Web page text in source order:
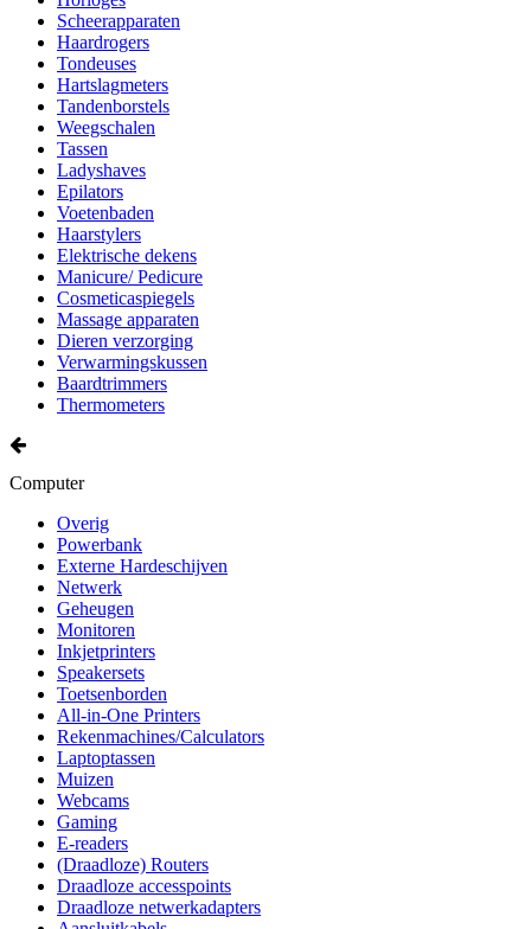
Scheerapparaten
Haardrogers
Tondeuses
Hartslagmeters
Tandenborstels
Weegschalen
Tassen
Ladyshaves
Epilators
Voetenbaden
Haarstylers
Elektrische dekens
Manicure/ Pedicure
Cosmeticaspiegels
Massage apparaten
Dieren verzorging
Verwarmingskussen
Baardtrimmers
Thermometers
Computer
Overig
Powerbank
Externe Hardeschijven
Netwerk
Geheugen
Monitoren
Inkjetprinters
Speakersets
Toetsenborden
All-in-One Printers
Rekenmachines/Calculators
Laptoptassen
Muizen
Webcams
Gaming
E-readers
(Draadloze) Routers
Draadloze accesspoints
Draadloze netwerkadapters